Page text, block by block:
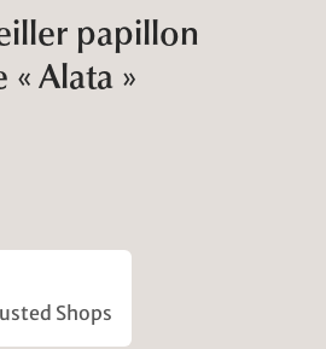
papillon
Alata »
Shops